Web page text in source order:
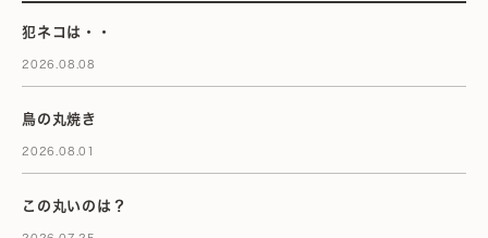
犯ネコは・・
2026.08.08
鳥の丸焼き
2026.08.01
この丸いのは？